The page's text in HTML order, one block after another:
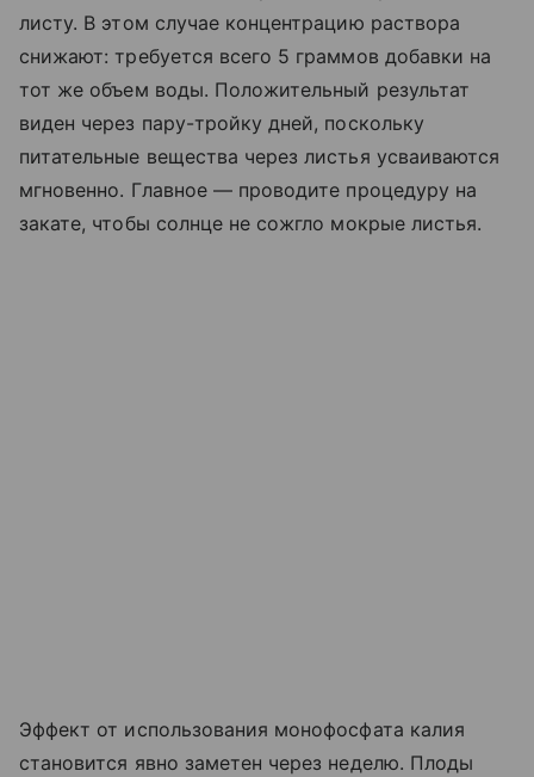
листу. В этом случае концентрацию раствора
снижают: требуется всего 5 граммов добавки на
тот же объем воды. Положительный результат
виден через пару-тройку дней, поскольку
питательные вещества через листья усваиваются
мгновенно. Главное — проводите процедуру на
закате, чтобы солнце не сожгло мокрые листья.
Эффект от использования монофосфата калия
становится явно заметен через неделю. Плоды